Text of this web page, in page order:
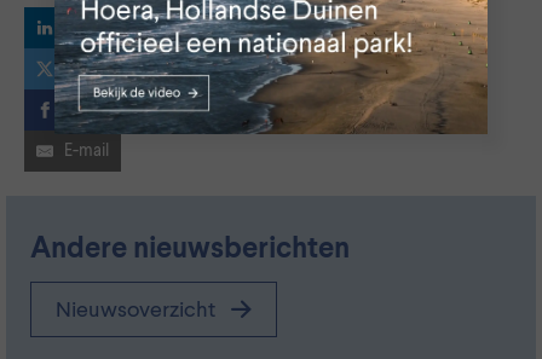
X
Facebook
E-mail
Andere nieuwsberichten
Nieuwsoverzicht